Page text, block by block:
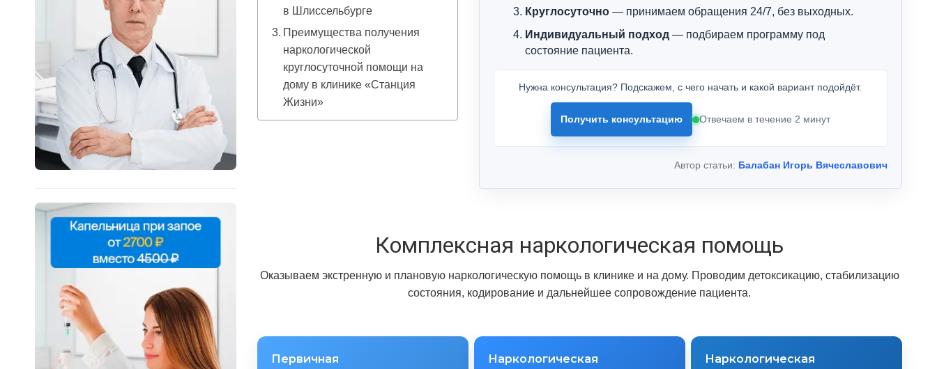
в Шлиссельбурге
Преимущества получения
наркологической
круглосуточной помощи на
дому в клинике «Станция
Жизни»
Круглосуточно— принимаем обращения 24/7, без выходных.
Индивидуальный подход— подбираем программу под
состояние пациента.
Нужна консультация? Подскажем, с чего начать и какой вариант подойдёт.
Получить консультацию Отвечаем в течение 2 минут
Автор статьи: Балабан Игорь Вячеславович
Комплексная наркологическая помощь
Оказываем экстренную и плановую наркологическую помощь в клинике и на дому. Проводим детоксикацию, стабилизацию
состояния, кодирование и дальнейшее сопровождение пациента.
Первичная
Наркологическая
Наркологическая